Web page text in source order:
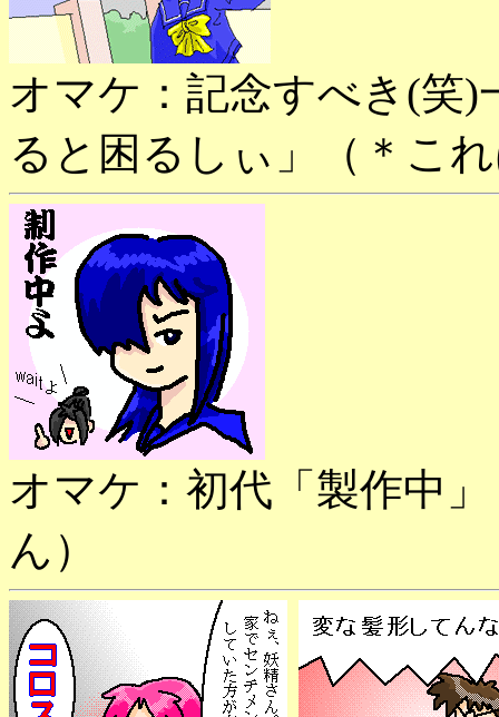
オマケ：記念すべき(笑
ると困るしぃ」（＊こ
オマケ：初代「製作中
ん）